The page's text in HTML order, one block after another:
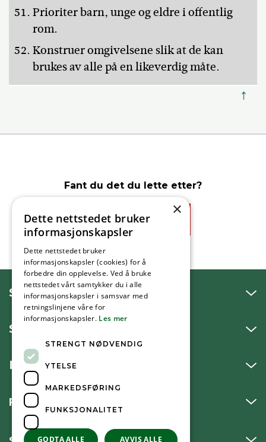
Prioriter barn, unge og eldre i offentlig
rom.
Konstruer omgivelsene slik at de kan
brukes av alle på en likeverdig måte.
↑
Fant du det du lette etter?
Ja
SNAKK MED OSS
SKRIV TIL OSS
BESØK OSS
FØLG OSS
×
Dette nettstedet bruker
informasjonskapsler
Dette nettstedet bruker
informasjonskapsler (cookies) for å
forbedre din opplevelse. Ved å bruke
nettstedet vårt samtykker du i alle
informasjonskapsler i samsvar med
retningslinjene våre for
informasjonskapsler. Les mer
STRENGT NØDVENDIG
YTELSE
MARKEDSFØRING
FUNKSJONALITET
GODTA ALLE AVVIS ALLE